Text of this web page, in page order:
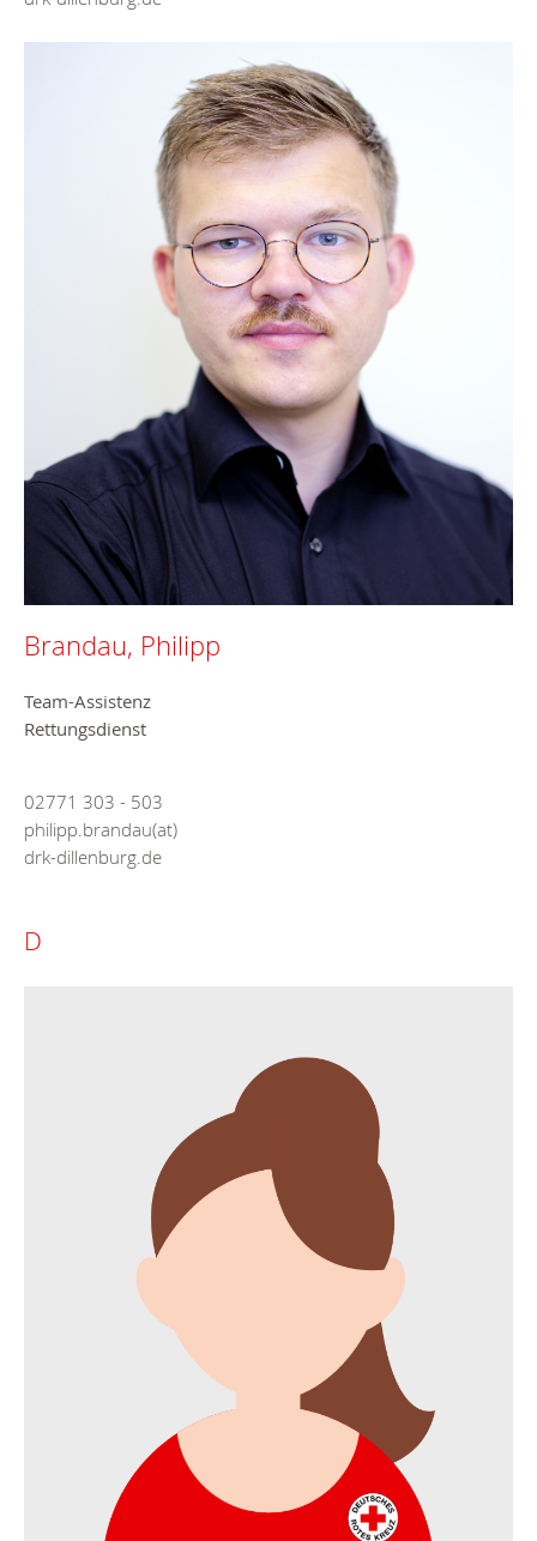
Brandau, Philipp
Team-Assistenz
Rettungsdienst
02771 303 - 503
philipp.brandau(at)
drk-dillenburg.de
D